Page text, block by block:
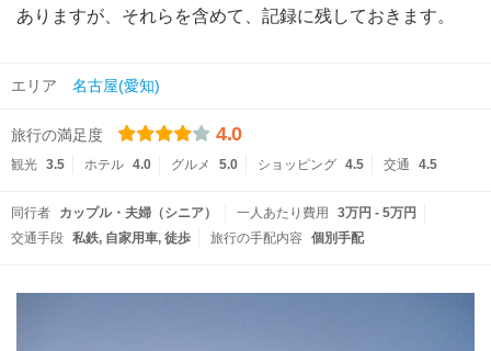
ありますが、それらを含めて、記録に残しておきます。
エリア 名古屋(愛知)
旅行の満足度 4.0
観光 3.5 ホテル 4.0 グルメ 5.0 ショッピング 4.5 交通 4.5
同行者 カップル・夫婦（シニア） 一人あたり費用
3万円 - 5万円
交通手段 私鉄 自家用車 徒歩 旅行の手配内容 個別手配